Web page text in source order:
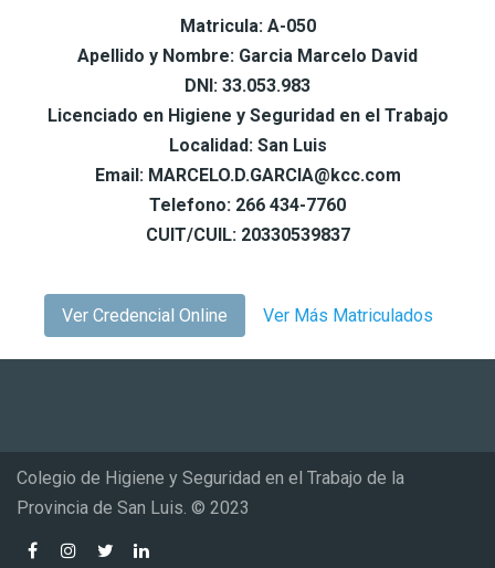
Matricula: A-050
Apellido y Nombre: Garcia Marcelo David
DNI: 33.053.983
Licenciado en Higiene y Seguridad en el Trabajo
Localidad: San Luis
Email: MARCELO.D.GARCIA@kcc.com
Telefono: 266 434-7760
CUIT/CUIL: 20330539837
Ver Credencial Online Ver Más Matriculados
Colegio de Higiene y Seguridad en el Trabajo de la
Provincia de San Luis. © 2023